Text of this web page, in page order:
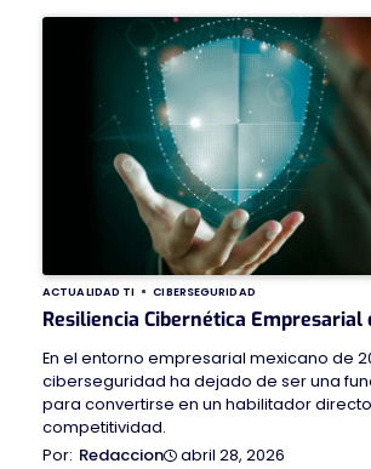
ACTUALIDAD TI CIBERSEGURIDAD
Resiliencia Cibernética Empresarial
En el entorno empresarial mexicano de
ciberseguridad ha dejado de ser una
para convertirse en un habilitador
competitividad.
Redaccion
abril 28, 2026